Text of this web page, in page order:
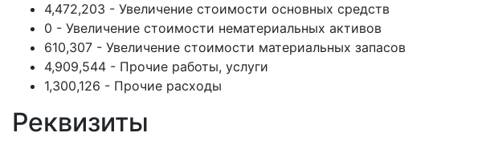
4,472,203 - Увеличение стоимости основных средств
0 - Увеличение стоимости нематериальных активов
610,307 - Увеличение стоимости материальных запасов
4,909,544 - Прочие работы, услуги
1,300,126 - Прочие расходы
Реквизиты